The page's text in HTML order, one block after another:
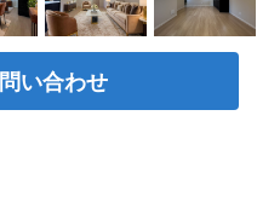
い合わせ